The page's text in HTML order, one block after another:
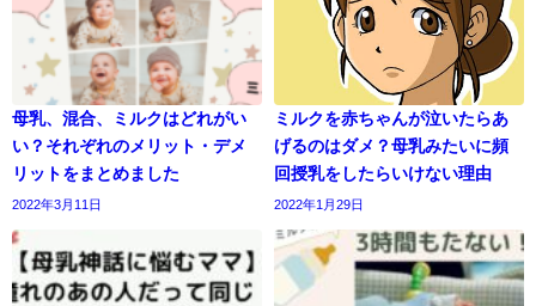
母乳、混合、ミルクはどれがい
い？それぞれのメリット・デメ
リットをまとめました
2022年3月11日
ミルクを赤ちゃんが泣いたらあ
げるのはダメ？母乳みたいに頻
回授乳をしたらいけない理由
2022年1月29日